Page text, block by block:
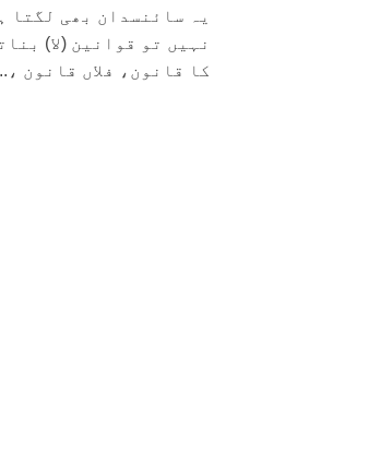
یہ سائنسدان بھی لگتا
نہیں تو قوانین (لا)
کا قانون، فلاں قانون